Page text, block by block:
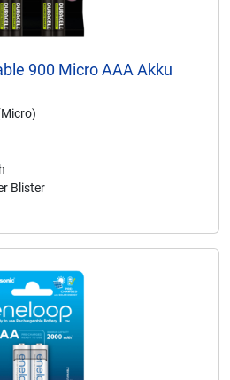
900 Micro AAA Akku
Blister